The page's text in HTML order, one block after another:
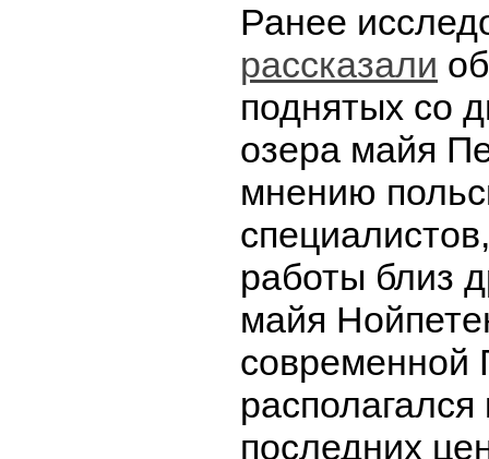
Ранее
рассказали
поднятых со
озера майя
мнению
работы близ
майя
современной
располагался
последних